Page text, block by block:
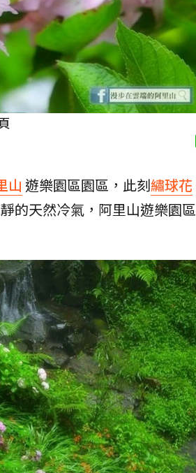
山 遊樂園區園區，此刻繡球花
的天然冷氣，阿里山遊樂園